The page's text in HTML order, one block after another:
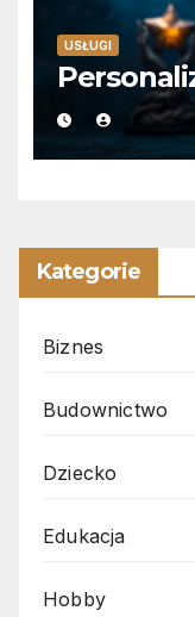
USŁUGI
Kategorie
Biznes
Budownictwo
Dziecko
Edukacja
Hobby